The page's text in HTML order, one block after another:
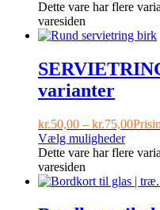
Dette vare har flere
varesiden
varianter
kr.50,00 – kr.75,00
Vælg muligheder
Dette vare har flere
varesiden